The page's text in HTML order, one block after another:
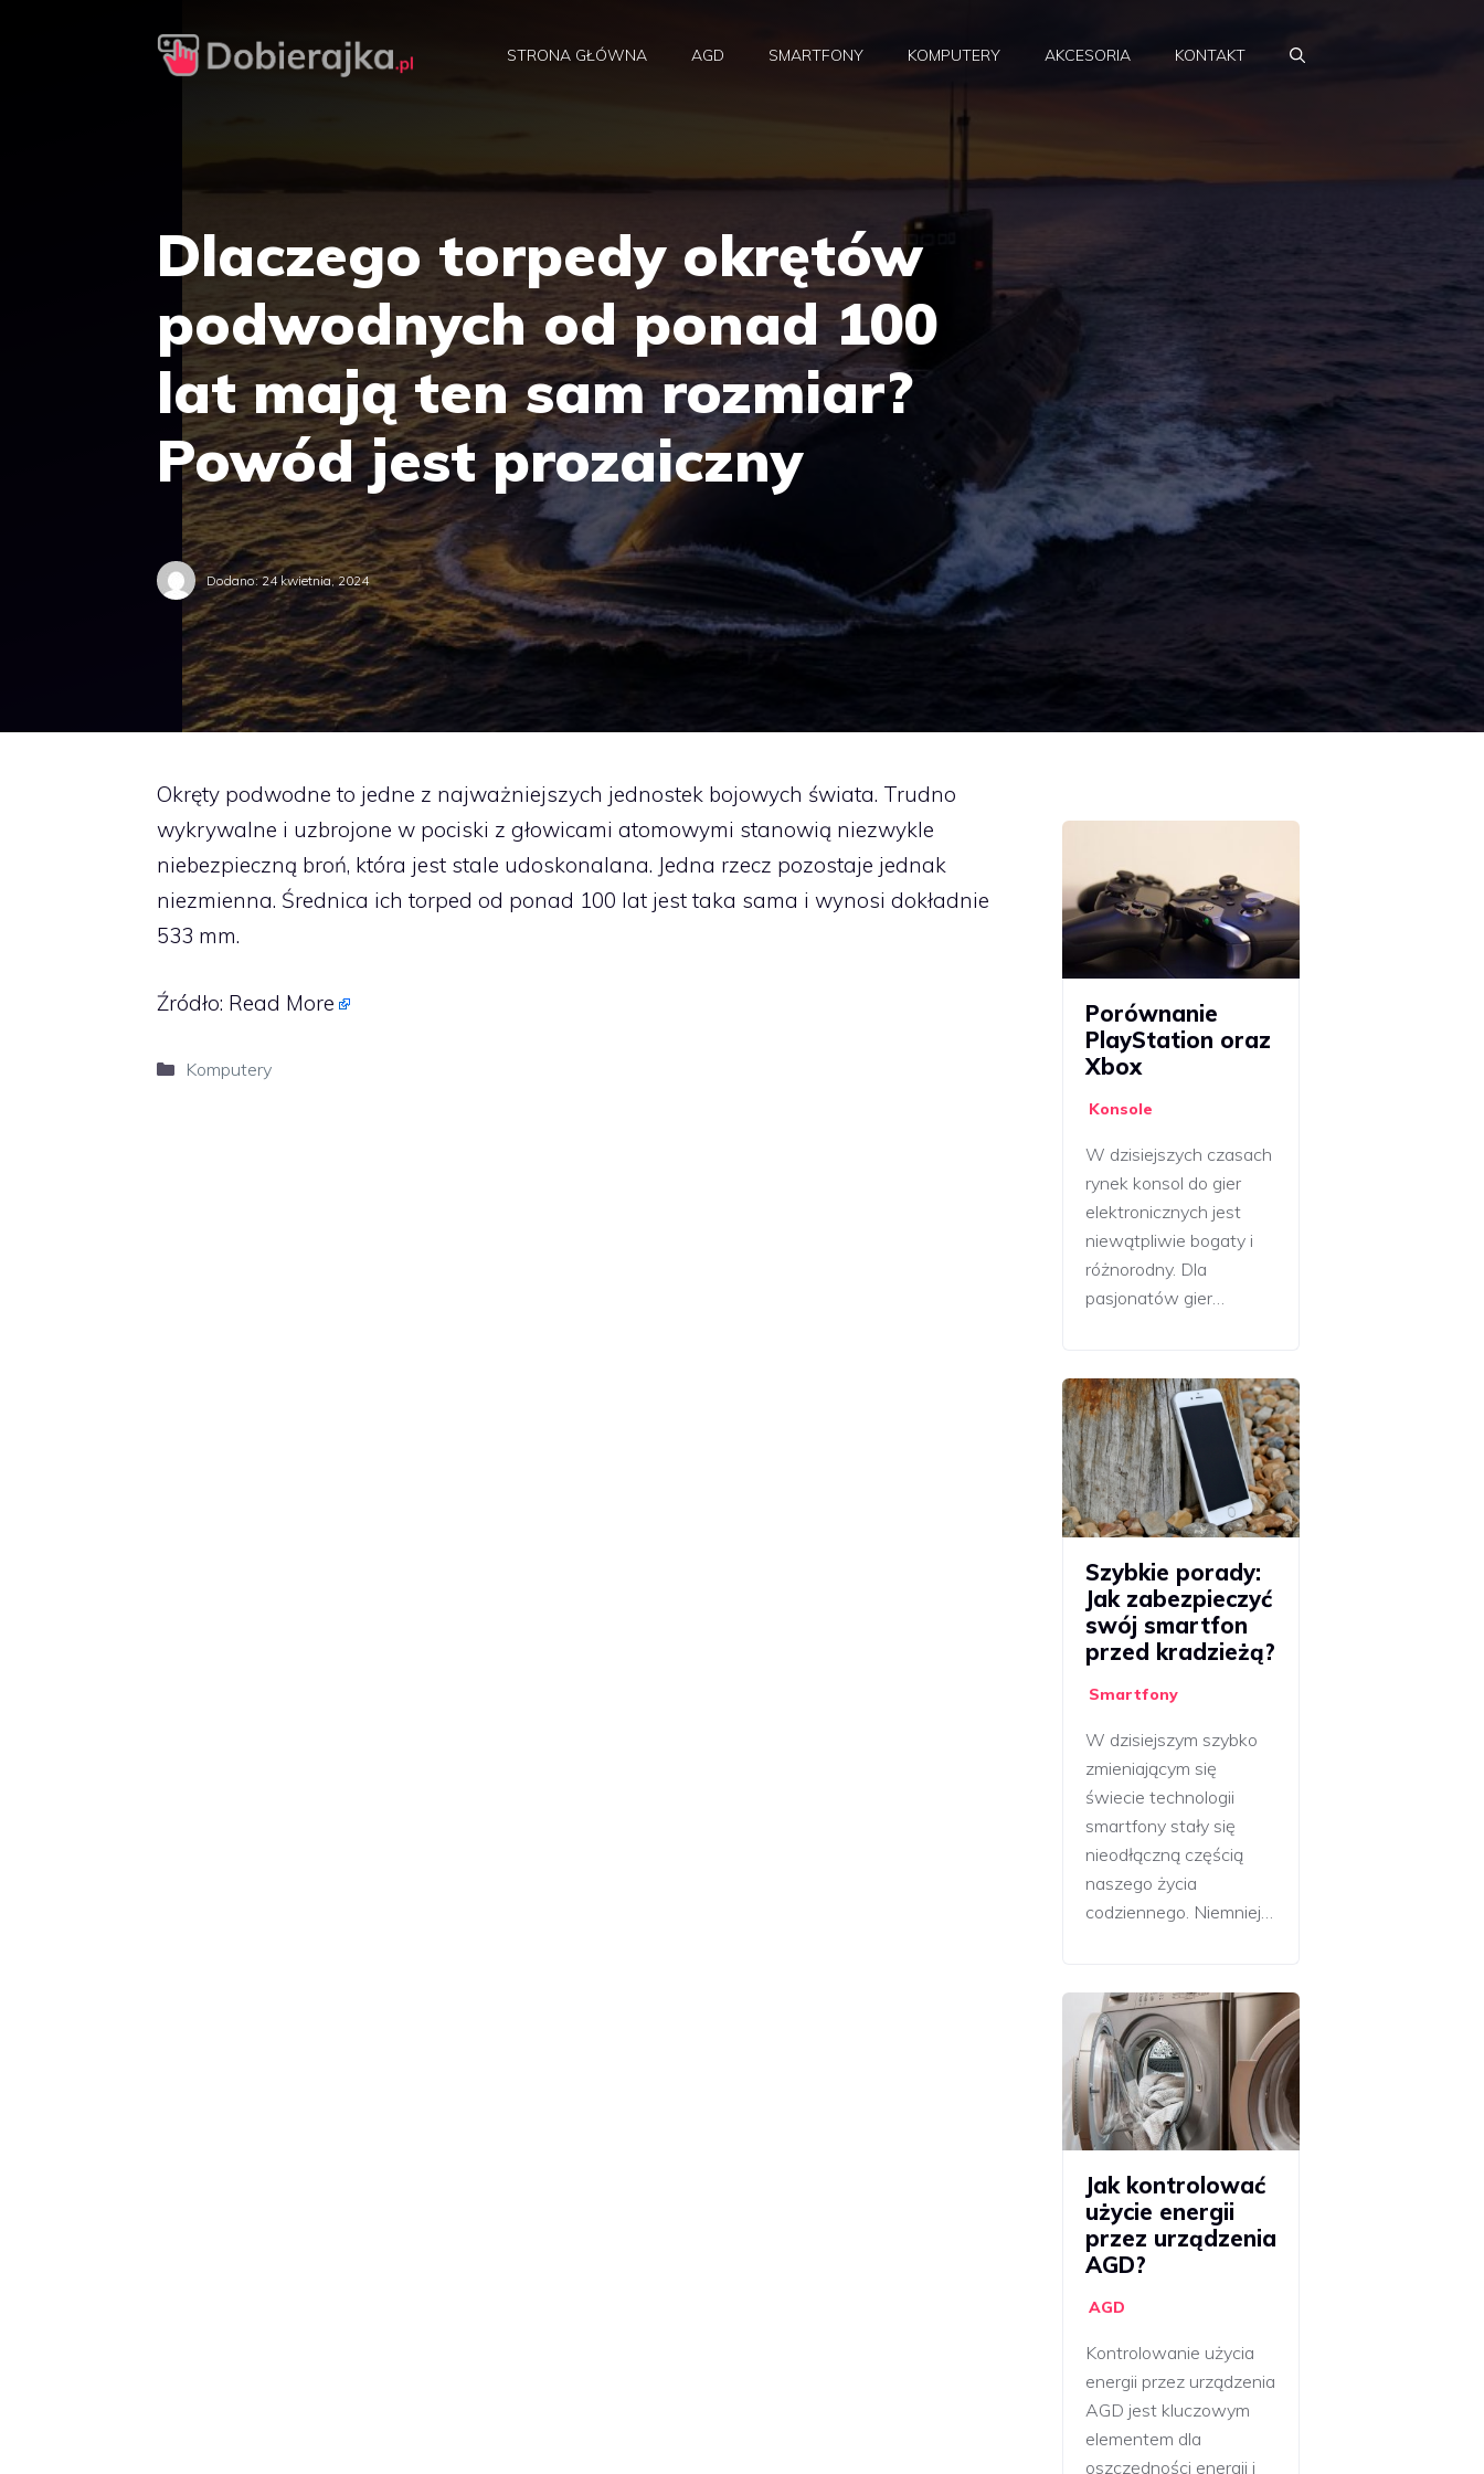
STRONA GŁÓWNA AGD SMARTFONY KOMPUTERY AKCESORIA KONTAKT
Dlaczego torpedy okrętów
podwodnych od ponad 100
lat mają ten sam rozmiar?
Powód jest prozaiczny
Dodano:24 kwietnia, 2024
Okręty podwodne to jedne z najważniejszych jednostek bojowych świata. Trudno
wykrywalne i uzbrojone w pociski z głowicami atomowymi stanowią niezwykle
niebezpieczną broń, która jest stale udoskonalana. Jedna rzecz pozostaje jednak
niezmienna. Średnica ich torped od ponad 100 lat jest taka sama i wynosi dokładnie
533 mm.
Źródło: Read More
Kategorie
Komputery
Porównanie
PlayStation oraz
Xbox
Konsole
W dzisiejszych czasach
rynek konsol do gier
elektronicznych jest
niewątpliwie bogaty i
różnorodny. Dla
pasjonatów gier…
Szybkie porady:
Jak zabezpieczyć
swój smartfon
przed kradzieżą?
Smartfony
W dzisiejszym szybko
zmieniającym się
świecie technologii
smartfony stały się
nieodłączną częścią
naszego życia
codziennego. Niemniej…
Jak kontrolować
użycie energii
przez urządzenia
AGD?
AGD
Kontrolowanie użycia
energii przez urządzenia
AGD jest kluczowym
elementem dla
oszczędności energii i